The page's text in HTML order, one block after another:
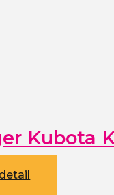
Kubota